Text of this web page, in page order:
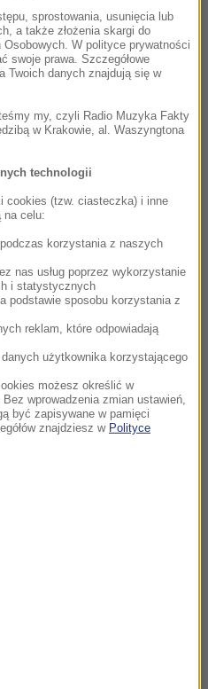
są wciąż nieznaczne,
dwucyfrowym tempie. Z
żepod względem
Polska już jest w
11. pozycję).
od RMF24?dodaj w
sprostowania, usunięcia lub
a także złożenia skargi do
W polityce prywatności
swoje prawa. Szczegółowe
Twoich danych znajdują się w
my, czyli Radio Muzyka Fakty
w Krakowie, al. Waszyngtona
technologii
cookies (tzw. ciasteczka) i inne
na celu:
korzystania z naszych
nas usług poprzez wykorzystanie
i statystycznych
podstawie sposobu korzystania z
reklam, które odpowiadają
użytkownika korzystającego
możesz określić w
wprowadzenia zmian ustawień,
być zapisywane w pamięci
znajdziesz w Polityce